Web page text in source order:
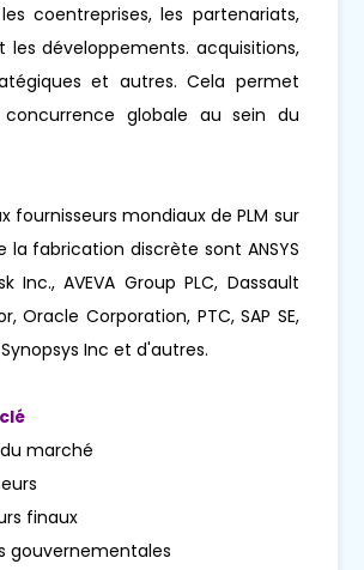
coentreprises, les partenariats,
les développements. acquisitions,
et autres. Cela permet
globale au sein du
fournisseurs mondiaux de PLM sur
la fabrication discrète sont ANSYS
Inc., AVEVA Group PLC, Dassault
Oracle Corporation, PTC, SAP SE,
Inc et d'autres.
marché
finaux
gouvernementales